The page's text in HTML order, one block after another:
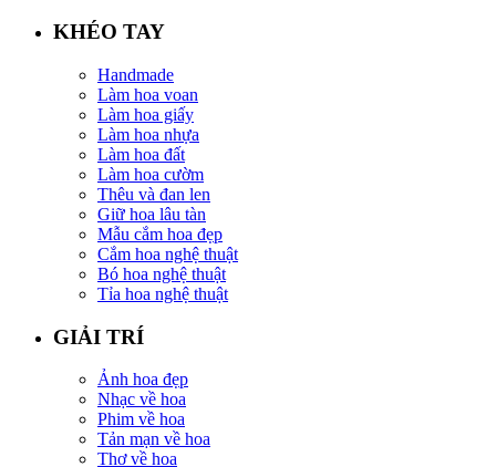
KHÉO TAY
Handmade
Làm hoa voan
Làm hoa giấy
Làm hoa nhựa
Làm hoa đất
Làm hoa cườm
Thêu và đan len
Giữ hoa lâu tàn
Mẫu cắm hoa đẹp
Cắm hoa nghệ thuật
Bó hoa nghệ thuật
Tỉa hoa nghệ thuật
GIẢI TRÍ
Ảnh hoa đẹp
Nhạc về hoa
Phim về hoa
Tản mạn về hoa
Thơ về hoa